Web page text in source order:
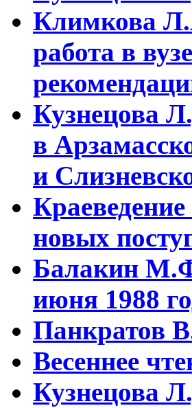
Климкова
работа в
Кузнецова
в
и
новых
Балакин
июня 1988
Панкратов
Весеннее
Кузнецова